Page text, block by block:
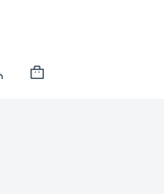
Корзина